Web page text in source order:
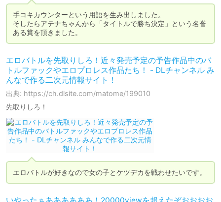
手コキカウンターという用語を生み出しました。
そしたらアテナちゃんから「タイトルで勝ち決定」という名誉
ある賞を頂きました。
エロバトルを先取りしろ！近々発売予定の予告作品中のバ
トルファックやエロプロレス作品たち！ - DLチャンネル み
んなで作る二次元情報サイト！
出典: https://ch.dlsite.com/matome/199010
先取りしろ！
エロバトルが好きなので女の子とケツデカを戦わせたいです。
いやったぁああああああ！20000viewを超えたぞおおおお